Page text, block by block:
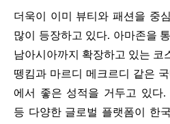
더욱이 이미 뷰티와 패션을 중
많이 등장하고 있다. 아마존을
남아시아까지 확장하고 있는 코
뗑킴과 마르디 메크르디 같은
에서 좋은 성적을 거두고 있다.
등 다양한 글로벌 플랫폼이 한